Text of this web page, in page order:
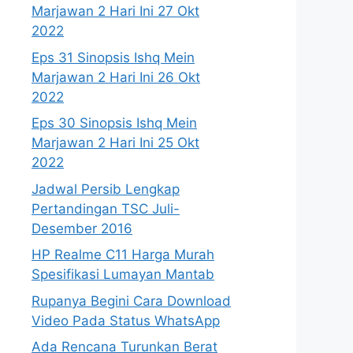
Marjawan 2 Hari Ini 27 Okt
2022
Eps 31 Sinopsis Ishq Mein
Marjawan 2 Hari Ini 26 Okt
2022
Eps 30 Sinopsis Ishq Mein
Marjawan 2 Hari Ini 25 Okt
2022
Jadwal Persib Lengkap
Pertandingan TSC Juli-
Desember 2016
HP Realme C11 Harga Murah
Spesifikasi Lumayan Mantab
Rupanya Begini Cara Download
Video Pada Status WhatsApp
Ada Rencana Turunkan Berat